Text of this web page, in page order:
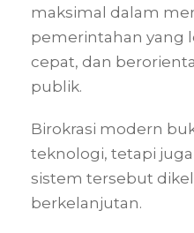
maksimal dalam
pemerintahan yang
cepat, dan
publik.
Birokrasi modern
teknologi, tetapi
sistem tersebut
berkelanjutan.